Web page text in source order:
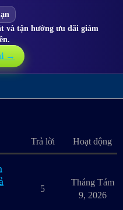
và tận hưởng ưu đãi giảm
→
Trả lời Hoạt động
5
Tháng Tám
9, 2026